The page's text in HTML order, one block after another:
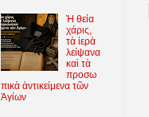
Ἡ θεία
χάρις,
τὰ ἱερὰ
λείψανα
καὶ τὰ
προσω
πικὰ ἀντικείμενα τῶν
Ἁγίων